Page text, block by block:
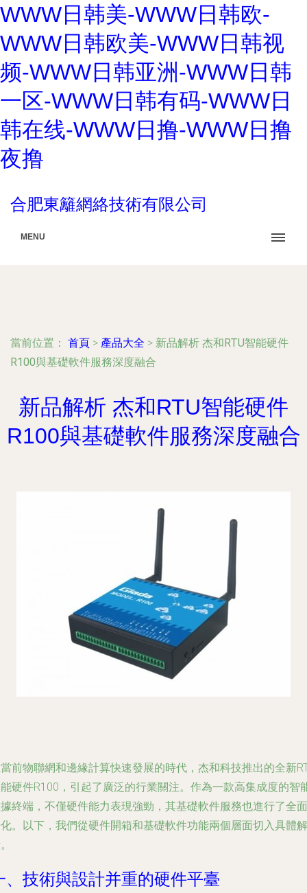
WWW日韩美-WWW日韩欧-
WWW日韩欧美-WWW日韩视
频-WWW日韩亚洲-WWW日韩
一区-WWW日韩有码-WWW日
韩在线-WWW日撸-WWW日撸
夜撸
合肥東籬網絡技術有限公司
MENU
當前位置： 首頁 > 產品大全 > 新品解析 杰和RTU智能硬件
R100與基礎軟件服務深度融合
新品解析 杰和RTU智能硬件
R100與基礎軟件服務深度融合
前物聯網和邊緣計算快速發展的時代，杰和科技推出的全新
硬件R100，引起了廣泛的行業關注。作為一款高集成度的智
終端，不僅硬件能力表現強勁，其基礎軟件服務也進行了全面
。以下，我們從硬件開箱和基礎軟件功能兩個層面切入具體解
、技術與設計并重的硬件平臺